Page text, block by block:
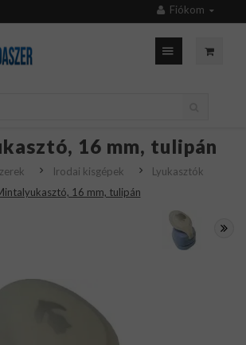
Fiókom
16 mm, tulipán
Irodai kisgépek
Lyukasztók
16 mm, tulipán